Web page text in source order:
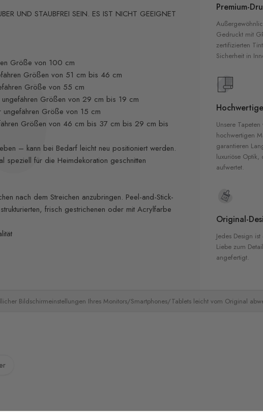
UND STAUBFREI SEIN. ES IST NICHT GEEIGNET
Größe von 100 cm
Größen von 51 cm bis 46 cm
Größe von 55 cm
Größen von 29 cm bis 19 cm
Größe von 15 cm
Größen von 46 cm bis 37 cm bis 29 cm bis
– kann bei Bedarf leicht neu positioniert werden.
speziell für die Heimdekoration geschnitten
nach dem Streichen anzubringen. Peel-and-Stick-
frisch gestrichenen oder mit Acrylfarbe
Premium-
Gedruckt mit
zertifizierten
Sicherheit in
Unsere
hochwertigen
garantieren
luxuriöse
aufwertet.
Original-
Jedes Design
Liebe zum
angefertigt.
Bildschirmeinstellungen Ihres Monitors/Smartphones/Tablets leicht vom Original